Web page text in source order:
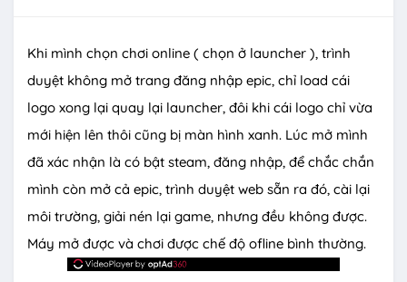
Khi mình chọn chơi online ( chọn ở launcher ), trình
duyệt không mở trang đăng nhập epic, chỉ load cái
logo xong lại quay lại launcher, đôi khi cái logo chỉ vừa
mới hiện lên thôi cũng bị màn hình xanh. Lúc mở mình
đã xác nhận là có bật steam, đăng nhập, để chắc chắn
mình còn mở cả epic, trình duyệt web sẵn ra đó, cài lại
môi trường, giải nén lại game, nhưng đều không được.
Máy mở được và chơi được chế độ ofline bình thường.